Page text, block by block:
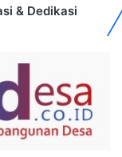
& Dedikasi